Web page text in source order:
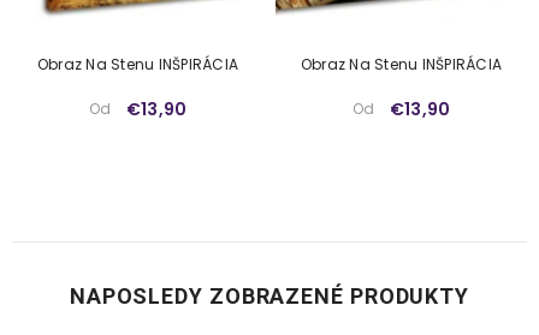
Obraz Na Stenu INŠPIRÁCIA
Od €13,90
Obraz Na Stenu INŠPIRÁCIA
Od €13,90
NAPOSLEDY ZOBRAZENÉ PRODUKTY